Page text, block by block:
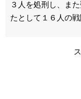
３人を処刑し、ま
たとして１６人の